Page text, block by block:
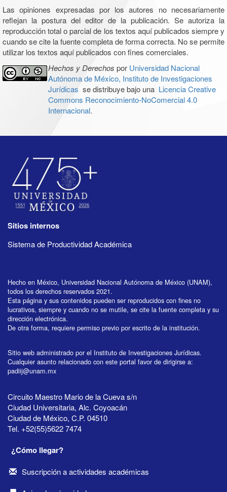
Las opiniones expresadas por los autores no necesariamente
reflejan la postura del editor de la publicación. Se autoriza la
reproducción total o parcial de los textos aquí publicados siempre y
cuando se cite la fuente completa de forma correcta. No se permite
utilizar los textos aquí publicados con fines comerciales.
Hechos y Derechos por Universidad Nacional
Autónoma de México, Instituto de Investigaciones
Jurídicas se distribuye bajo una Licencia Creative
Commons Reconocimiento-NoComercial 4.0
Internacional.
Sitios internos
Sistema de Productividad Académica
Hecho en México, Universidad Nacional Autónoma de México (UNAM),
todos los derechos reservados 2021.
Esta página y sus contenidos pueden ser reproducidos con fines no
lucrativos, siempre y cuando no se mutile, se cite la fuente completa y su
dirección electrónica.
De otra forma, requiere permiso previo por escrito de la institución.
Sitio web administrado por el Instituto de Investigaciones Jurídicas.
Cualquier asunto relacionado con este portal favor de dirigirse a:
padiij@unam.mx
Circuito Maestro Mario de la Cueva s/n
Ciudad Universitaria, Alc. Coyoacán
Ciudad de México, C.P. 04510
Tel. +52(55)5622 7474
¿Cómo llegar?
Suscripción a actividades académicas